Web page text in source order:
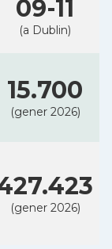
09-11
(a Dublin)
15.700
(gener 2026)
(gener 2026)